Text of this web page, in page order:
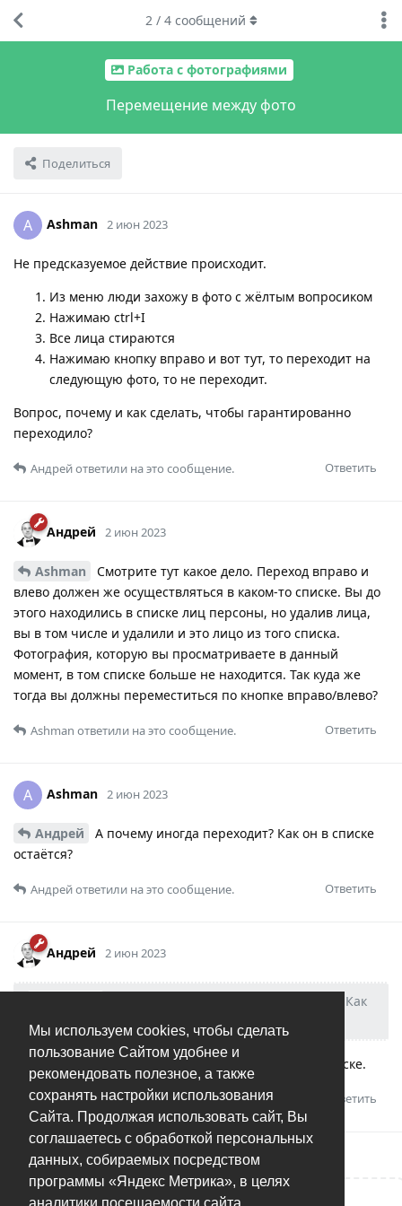
Мы используем cookies, чтобы сделать
пользование Сайтом удобнее и
рекомендовать полезное, а также
сохранять настройки использования
Сайта. Продолжая использовать сайт, Вы
соглашаетесь с обработкой персональных
данных, собираемых посредством
программы «Яндекс Метрика», в целях
Работа с фотографиями
Перемещение между фото
Поделиться
2/ 4сообщений
A Ashman 2 июн 2023
Не предсказуемое действие происходит.
Из меню люди захожу в фото с жёлтым вопросиком
Нажимаю ctrl+I
Все лица стираются
Нажимаю кнопку вправо и вот тут, то переходит на
следующую фото, то не переходит.
Вопрос, почему и как сделать, чтобы гарантированно
переходило?
Ответить
Андрейответили на это сообщение.
Андрей 2 июн 2023
Ashman
Смотрите тут какое дело. Переход вправо и
влево должен же осуществляться в каком-то списке. Вы до
этого находились в списке лиц персоны, но удалив лица,
вы в том числе и удалили и это лицо из того списка.
Фотография, которую вы просматриваете в данный
момент, в том списке больше не находится. Так куда же
тогда вы должны переместиться по кнопке вправо/влево?
Ответить
Ashman ответили на это сообщение.
A Ashman 2 июн 2023
Андрей
А почему иногда переходит? Как он в списке
остаётся?
Ответить
Андрейответили на это сообщение.
Андрей 2 июн 2023
А почему иногда переходит? Как
он в списке остаётся?
Раз может перейти, значит файл еще есть в том списке.
Ответить